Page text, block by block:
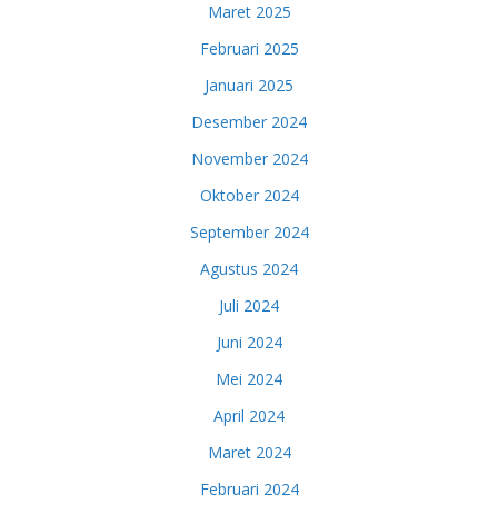
Maret 2025
Februari 2025
Januari 2025
Desember 2024
November 2024
Oktober 2024
September 2024
Agustus 2024
Juli 2024
Juni 2024
Mei 2024
April 2024
Maret 2024
Februari 2024